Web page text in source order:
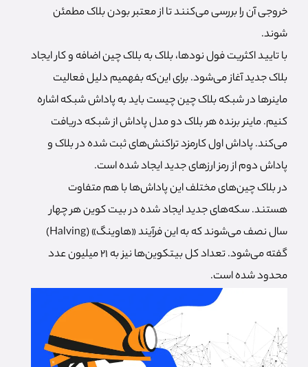
خروجی آن را بررسی می‌کنند تا از معتبر بودن بلاک مطمئن
شوند.
با تایید اکثریت فول نودها، بلاک به بلاک چین اضافه و کار ایجاد
بلاک جدید آغاز می‌شود. برای این‌که بفهمیم دلیل فعالیت
ماینرها در شبکه بلاک چین چیست باید به پاداش شبکه اشاره
کنیم. ماینر برنده هر بلاک دو مدل پاداش از شبکه دریافت
می‌کند. پاداش اول کارمزد تراکنش‌های ثبت شده در بلاک و
پاداش دوم از رمز ارزهای جدید ایجاد شده است.
در بلاک چین‌های مختلف این پاداش‌ها با هم متفاوت
هستند. سکه‌های جدید ایجاد شده در بیت کوین هر چهار
سال نصف می‌شوند که به این فرآیند «هاوینگ» (Halving)
گفته می‌شود. تعداد کل بیتکوین‌ها نیز به 21 میلیون عدد
محدود شده است.